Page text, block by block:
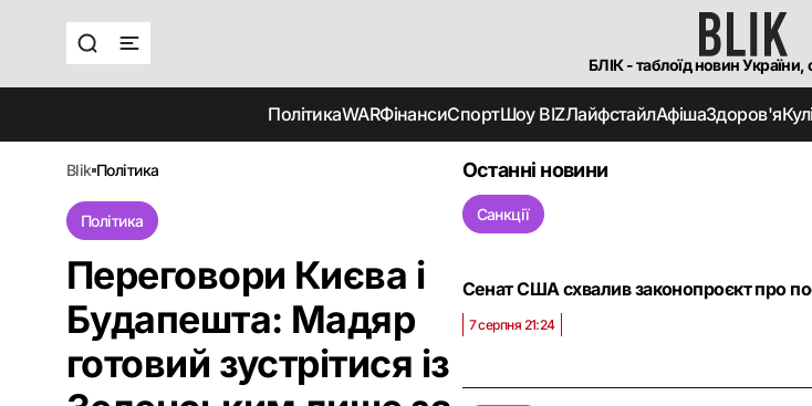
БЛІК - таблоїд новин України,
ПолітикаWARФінансиСпортШоу BIZЛайфстайлАфішаЗдоров'я
blik політика
Політика
Переговори Києва і
Будапешта: Мадяр
готовий зустрітися із
Останні новини
Санкції
Сенат США схвалив законопроєкт про
7 серпня 21:24